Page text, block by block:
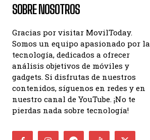
SOBRE NOSOTROS
Gracias por visitar MovilToday.
Somos un equipo apasionado por la
tecnología, dedicados a ofrecer
análisis objetivos de móviles y
gadgets. Si disfrutas de nuestros
contenidos, síguenos en redes y en
nuestro canal de YouTube. ¡No te
pierdas nada sobre tecnología!